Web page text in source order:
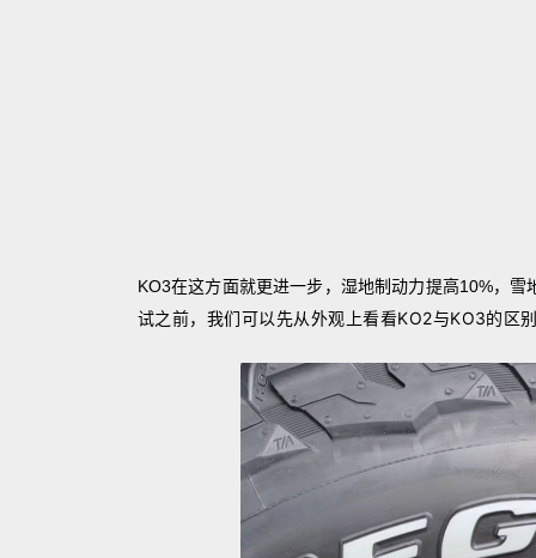
KO3在这方面就更进一步，湿地制动力提高10%，
试之前，我们可以先从外观上看看KO2与KO3的区